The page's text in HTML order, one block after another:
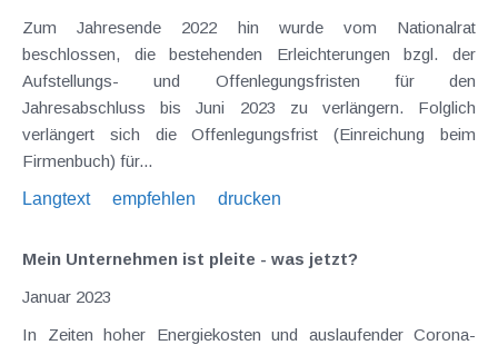
Zum Jahresende 2022 hin wurde vom Nationalrat
beschlossen, die bestehenden Erleichterungen bzgl. der
Aufstellungs- und Offenlegungsfristen für den
Jahresabschluss bis Juni 2023 zu verlängern. Folglich
verlängert sich die Offenlegungsfrist (Einreichung beim
Firmenbuch) für...
Langtext
empfehlen drucken
Mein Unternehmen ist pleite - was jetzt?
Januar 2023
In Zeiten hoher Energiekosten und auslaufender Corona-